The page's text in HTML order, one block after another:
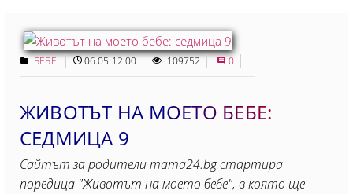
БЕБЕ 06.05 12:00 109752 0
ЖИВОТЪТ НА МОЕТО БЕБЕ:
СЕДМИЦА 9
Сайтът за родители mama24.bg стартира
поредица "Животът на моето бебе", в която ще